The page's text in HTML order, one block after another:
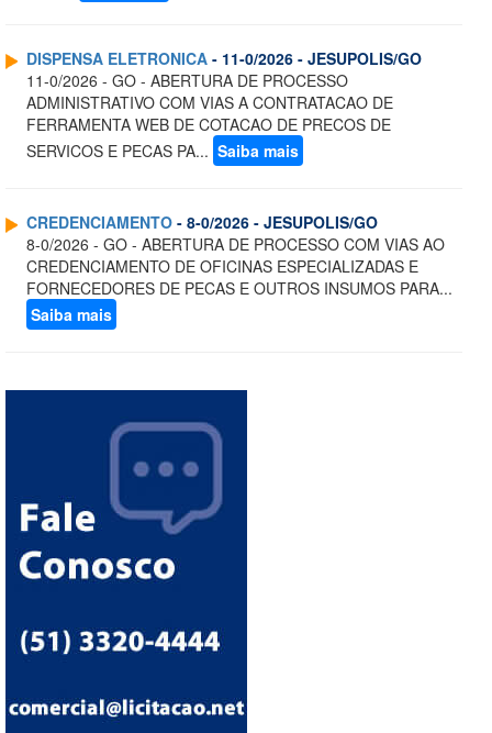
DISPENSA ELETRONICA - 11-0/2026 - JESUPOLIS/GO
11-0/2026 - GO - ABERTURA DE PROCESSO
ADMINISTRATIVO COM VIAS A CONTRATACAO DE
FERRAMENTA WEB DE COTACAO DE PRECOS DE
SERVICOS E PECAS PA... Saiba mais
CREDENCIAMENTO - 8-0/2026 - JESUPOLIS/GO
8-0/2026 - GO - ABERTURA DE PROCESSO COM VIAS AO
CREDENCIAMENTO DE OFICINAS ESPECIALIZADAS E
FORNECEDORES DE PECAS E OUTROS INSUMOS PARA...
Saiba mais